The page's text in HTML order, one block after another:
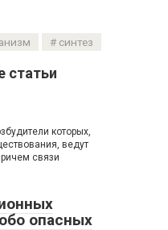
синтез
статьи
которых,
ведут
связи
опасных